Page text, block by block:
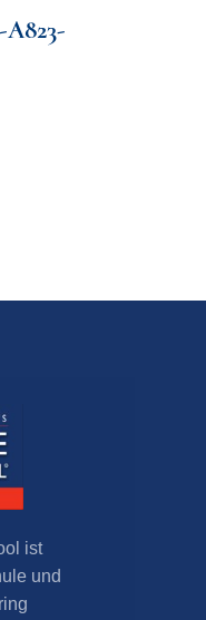
ist
und